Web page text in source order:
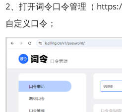
2、打开词令口令管理（
自定义口令；